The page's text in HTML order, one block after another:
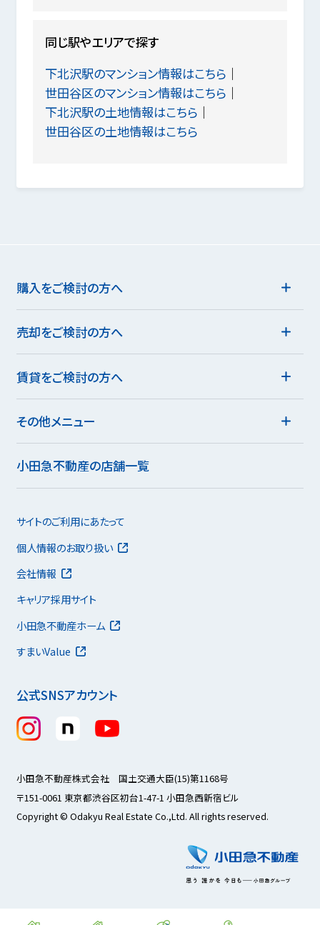
同じ駅やエリアで探す
下北沢駅のマンション情報はこちら
世田谷区のマンション情報はこちら
下北沢駅の土地情報はこちら
世田谷区の土地情報はこちら
購入をご検討の方へ
売却をご検討の方へ
賃貸をご検討の方へ
その他メニュー
小田急不動産の店舗一覧
公式SNSアカウント
サイトのご利用にあたって
個人情報のお取り扱い
会社情報
キャリア採用サイト
小田急不動産ホーム
すまいValue
小田急不動産株式会社 国土交通大臣(15)第1168号
〒151-0061 東京都渋谷区初台1-47-1 小田急西新宿ビル
Copyright © Odakyu Real Estate Co.,Ltd. All rights reserved.